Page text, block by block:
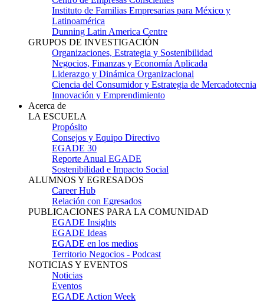
Instituto de Familias Empresarias para México y
Latinoamérica
Dunning Latin America Centre
GRUPOS DE INVESTIGACIÓN
Organizaciones, Estrategia y Sostenibilidad
Negocios, Finanzas y Economía Aplicada
Liderazgo y Dinámica Organizacional
Ciencia del Consumidor y Estrategia de Mercadotecnia
Innovación y Emprendimiento
Acerca de
LA ESCUELA
Propósito
Consejos y Equipo Directivo
EGADE 30
Reporte Anual EGADE
Sostenibilidad e Impacto Social
ALUMNOS Y EGRESADOS
Career Hub
Relación con Egresados
PUBLICACIONES PARA LA COMUNIDAD
EGADE Insights
EGADE Ideas
EGADE en los medios
Territorio Negocios - Podcast
NOTICIAS Y EVENTOS
Noticias
Eventos
EGADE Action Week